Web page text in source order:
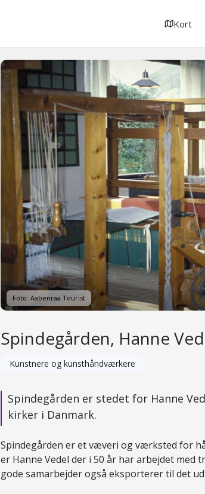
Kort
Foto: Aabenraa Tourist
Spindegården, Hanne
Kunstnere og kunsthåndværkere
Spindegården er stedet for Hanne
kirker i Danmark.
Spindegården er et væveri og værksted for
er Hanne Vedel der i 50 år har arbejdet
gode samarbejder også eksporterer til det